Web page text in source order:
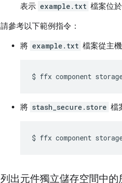
表示 example.txt 檔案位於
請參考以下範例指令：
將 example.txt 檔案從主
將 stash_secure.store 檔
列出元件獨立儲存空間中的